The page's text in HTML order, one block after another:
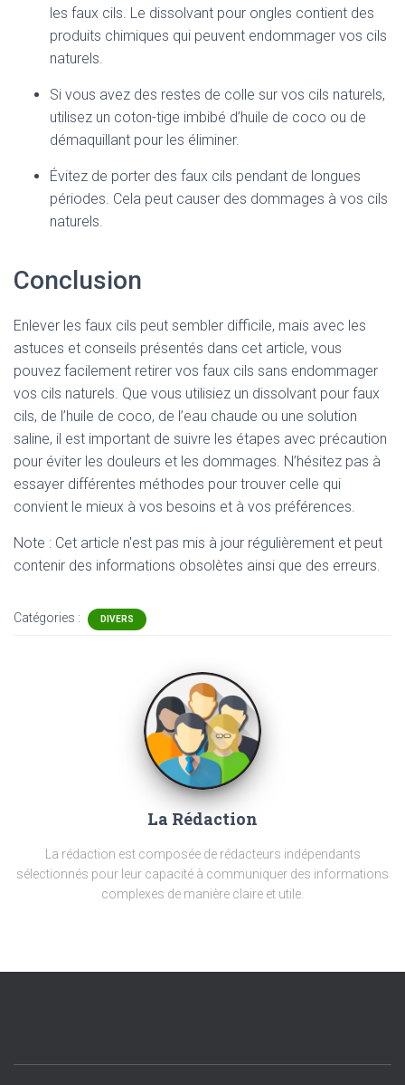
les faux cils. Le dissolvant pour ongles contient des
produits chimiques qui peuvent endommager vos cils
naturels.
Si vous avez des restes de colle sur vos cils naturels,
utilisez un coton-tige imbibé d’huile de coco ou de
démaquillant pour les éliminer.
Évitez de porter des faux cils pendant de longues
périodes. Cela peut causer des dommages à vos cils
naturels.
Conclusion
Enlever les faux cils peut sembler difficile, mais avec les
astuces et conseils présentés dans cet article, vous
pouvez facilement retirer vos faux cils sans endommager
vos cils naturels. Que vous utilisiez un dissolvant pour faux
cils, de l’huile de coco, de l’eau chaude ou une solution
saline, il est important de suivre les étapes avec précaution
pour éviter les douleurs et les dommages. N’hésitez pas à
essayer différentes méthodes pour trouver celle qui
convient le mieux à vos besoins et à vos préférences.
Note : Cet article n'est pas mis à jour régulièrement et peut
contenir des informations obsolètes ainsi que des erreurs.
Catégories : DIVERS
La Rédaction
La rédaction est composée de rédacteurs indépendants
sélectionnés pour leur capacité à communiquer des informations
complexes de manière claire et utile.